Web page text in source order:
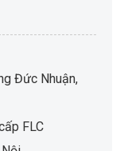
Đức Nhuận,
FLC